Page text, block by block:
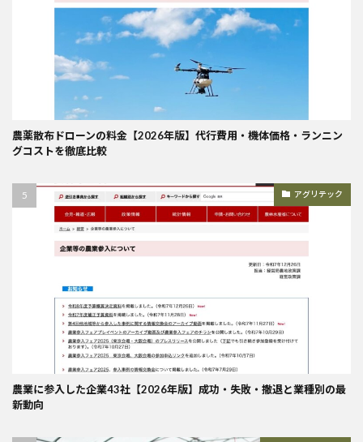
農薬散布ドローンの料金【2026年版】代行費用・機体価格・ランニン
グコストを徹底比較
アグリテック
農業に参入した企業43社【2026年版】成功・失敗・撤退と業種別の最
新動向